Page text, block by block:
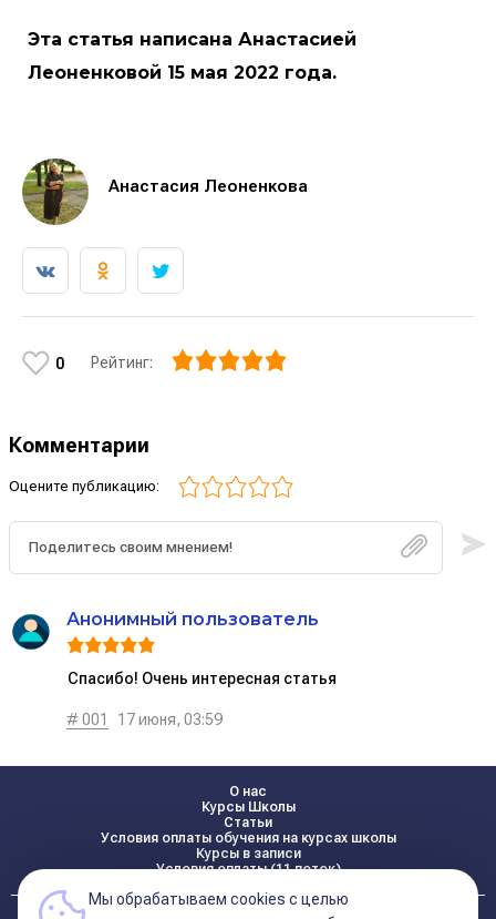
Эта статья написана Анастасией
Леоненковой 15 мая 2022 года.
Анастасия Леоненкова
0 Рейтинг:
Комментарии
Оцените публикацию:
Анонимный пользователь
Спасибо! Очень интересная статья
# 001 17 июня, 03:59
О нас
Курсы Школы
Статьи
Условия оплаты обучения на курсах школы
Курсы в записи
Условия оплаты (11 поток)
Мы обрабатываем cookies с целью